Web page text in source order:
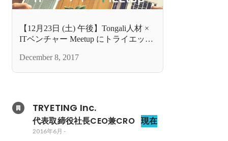
【12月23日 (土) 午後】Tongali人材 ×
ITベンチャー Meetup にトライエッテ
December 8, 2017
TRYETING Inc.
代表取締役社長CEO兼CRO 現在
2016年6月 -